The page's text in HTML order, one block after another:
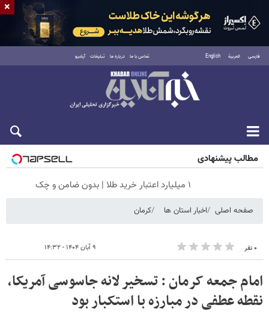
فارسی العربية English تماس با ما درباره ما تبلیغات آرشیو
شنبه ۱۷ مرداد ۱۴۰۵
مطالب پیشنهادی
۱ میلیارد اعتبار خرید طلا | بدون ضامن و چک
صفحه اصلی اخبار استان ها کرمان
۰ نفر ۹ آبان ۱۴۰۴ - ۱۴:۳۲
امام جمعه کرمان : تسخیر لانه جاسوسی آمریکا،
نقطه عطفی در مبارزه با استکبار بود
×